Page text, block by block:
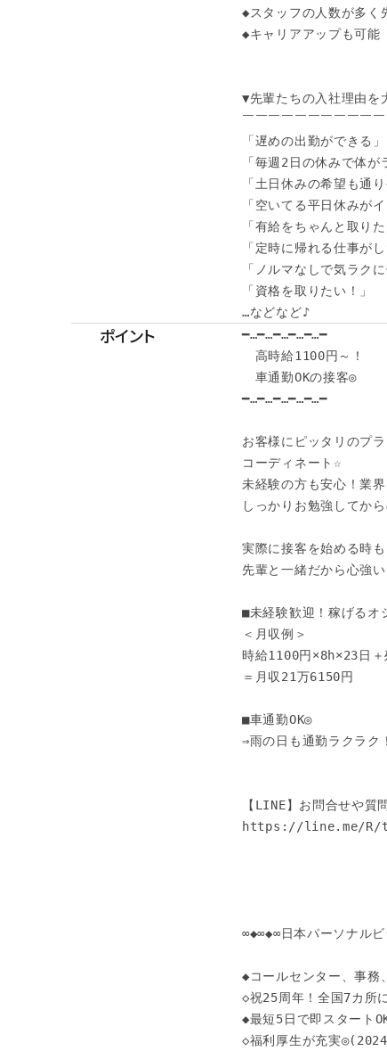
◆スタッフの人数が多く
◆キャリアアップも可能
▼先輩たちの入社理由を
￣￣￣￣￣￣￣￣￣￣
「遅めの出勤ができる」
「毎週2日の休みで体が
「土日休みの希望も通り
「空いてる平日休みがイ
「有給をちゃんと取りた
「定時に帰れる仕事がし
「ノルマなしで気ラク
「資格を取りたい！」
…などなど♪
ポイント
━…━…━…━…━…━
高時給1100円～！
車通勤OKの接客◎
━…━…━…━…━…━
お客様にピッタリのプラ
コーディネート☆
未経験の方も安心！業
しっかりお勉強してか
実際に接客を始める時も
先輩と一緒だから心強
■未経験歓迎！稼げるオ
＜月収例＞
時給1100円×8h×23日
＝月収21万6150円
■車通勤OK◎
⇒雨の日も通勤ラクラク！
【LINE】お問合せや質
https://line.me/R/ti/
∞◆∞◆∞日本パーソナル
◆コールセンター、事務
◇祝25周年！全国7カ所
◆最短5日で即スタート
◇福利厚生が充実